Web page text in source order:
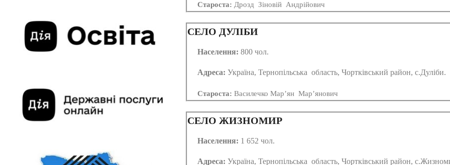
Староста: Дрозд Зіновій Андрійович
СЕЛО ДУЛІБИ
Населення: 800 чол.
Адреса: Україна, Тернопільська область, Чортківський район, с.Дуліби.
Староста: Василечко Мар’ян Мар’янович
СЕЛО ЖИЗНОМИР
Населення: 1 652 чол.
Адреса: Україна, Тернопільська область, Чортківський район,